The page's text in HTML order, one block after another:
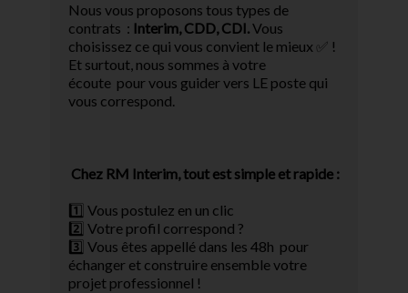
Nous vous proposons tous types de
contrats : Interim, CDD, CDI.Vous
choisissez ce qui vous convient le mieux ✅ !
Et surtout, nous sommes à votre
écoute pour vous guider vers LE poste qui
vous correspond.
Chez RM Interim, tout est simple et rapide :
1️⃣ Vous postulez en un clic
2️⃣ Votre profil correspond ?
3️⃣ Vous êtes appellé dans les 48h pour
échanger et construire ensemble votre
projet professionnel !